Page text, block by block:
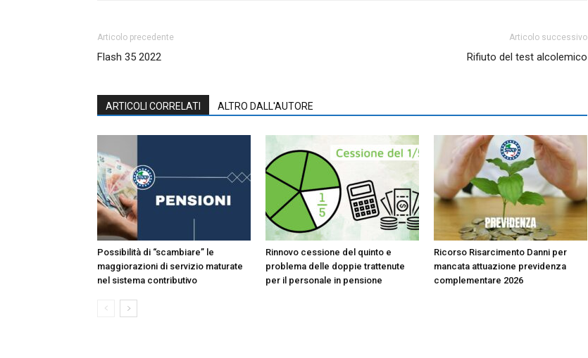
Articolo precedente
Flash 35 2022
Articolo successivo
Rifiuto del test alcolemico
ARTICOLI CORRELATI ALTRO DALL'AUTORE
Possibilità di “scambiare” le
maggiorazioni di servizio maturate
nel sistema contributivo
Rinnovo cessione del quinto e
problema delle doppie trattenute
per il personale in pensione
Ricorso Risarcimento Danni per
mancata attuazione previdenza
complementare 2026